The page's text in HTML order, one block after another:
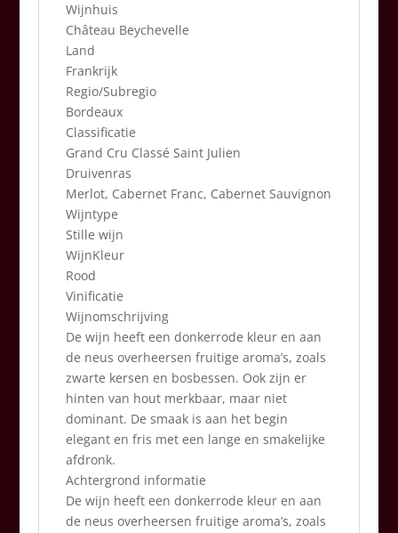
Wijnhuis
Château Beychevelle
Land
Frankrijk
Regio/Subregio
Bordeaux
Classificatie
Grand Cru Classé Saint Julien
Druivenras
Merlot, Cabernet Franc, Cabernet Sauvignon
Wijntype
Stille wijn
WijnKleur
Rood
Vinificatie
Wijnomschrijving
De wijn heeft een donkerrode kleur en aan
de neus overheersen fruitige aroma’s, zoals
zwarte kersen en bosbessen. Ook zijn er
hinten van hout merkbaar, maar niet
dominant. De smaak is aan het begin
elegant en fris met een lange en smakelijke
afdronk.
Achtergrond informatie
De wijn heeft een donkerrode kleur en aan
de neus overheersen fruitige aroma’s, zoals